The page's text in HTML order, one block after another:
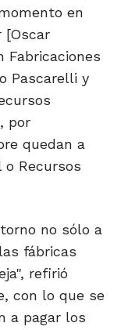
en
[Oscar
Fabricaciones
Pascarelli y
por
quedan a
Recursos
no sólo a
fábricas
refirió
con lo que se
a pagar los